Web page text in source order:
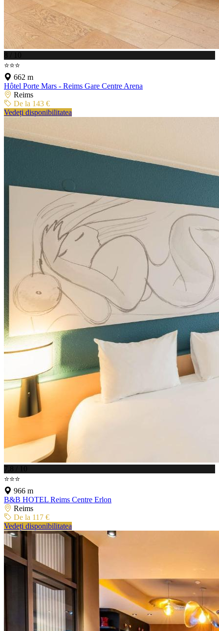
8 / 10
⭐⭐⭐
662 m
Hôtel Porte Mars - Reims Gare Centre Arena
Reims
De la 143 €
Vedeți disponibilitatea
7.8 / 10
⭐⭐⭐
966 m
B&B HOTEL Reims Centre Erlon
Reims
De la 117 €
Vedeți disponibilitatea